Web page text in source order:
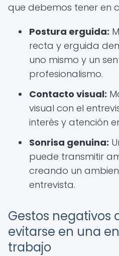
que debemos tener en
Postura erguida:
recta y erguida
uno mismo y un
profesionalismo.
Contacto visual:
visual con el
interés y atención
Sonrisa genuina:
puede transmitir
creando un
entrevista.
Gestos negativos
evitarse en una
trabajo